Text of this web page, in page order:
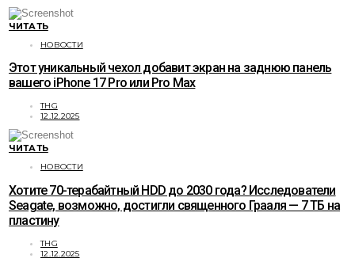
ЧИТАТЬ
НОВОСТИ
Этот уникальный чехол добавит экран на заднюю панель
вашего iPhone 17 Pro или Pro Max
THG
12.12.2025
ЧИТАТЬ
НОВОСТИ
Хотите 70-терабайтный HDD до 2030 года? Исследователи
Seagate, возможно, достигли священного Грааля — 7 ТБ на
пластину
THG
12.12.2025